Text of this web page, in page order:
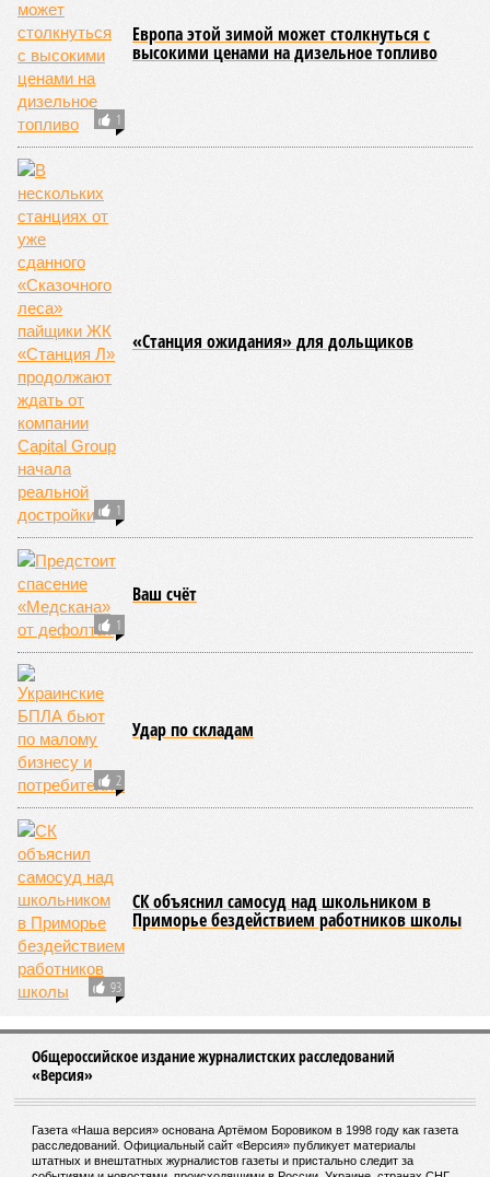
1
Европа этой зимой может столкнуться с
высокими ценами на дизельное топливо
1
«Станция ожидания» для дольщиков
1
Ваш счёт
2
Удар по складам
93
СК объяснил самосуд над школьником в
Приморье бездействием работников школы
Общероссийское издание журналистских расследований
«Версия»
Газета «Наша версия» основана Артёмом Боровиком в 1998 году как газета
расследований. Официальный сайт «Версия» публикует материалы
штатных и внештатных журналистов газеты и пристально следит за